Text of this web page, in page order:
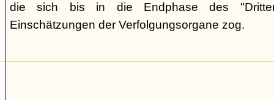
die sich bis in die Endphase des
Einschätzungen der Verfolgungsorgane zog.